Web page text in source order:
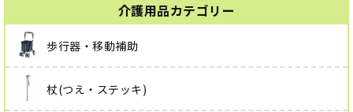
介護用品カテゴリー
歩行器・移動補助
杖(つえ・ステッキ)